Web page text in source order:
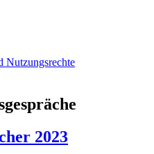
Download
Nutzungsrechte
2023